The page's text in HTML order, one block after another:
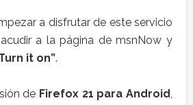
a disfrutar de este servicio
a la página de msnNow y
it on”.
de Firefox 21 para Android,